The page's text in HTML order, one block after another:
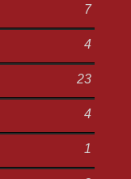
7
4
23
4
1